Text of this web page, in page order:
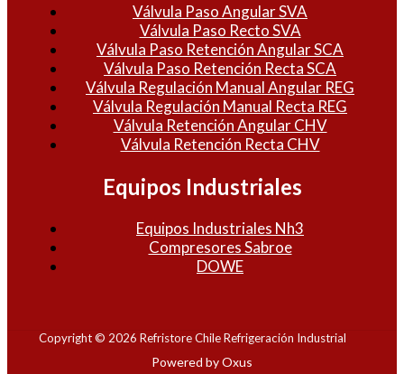
Válvula Paso Angular SVA
Válvula Paso Recto SVA
Válvula Paso Retención Angular SCA
Válvula Paso Retención Recta SCA
Válvula Regulación Manual Angular REG
Válvula Regulación Manual Recta REG
Válvula Retención Angular CHV
Válvula Retención Recta CHV
Equipos Industriales
Equipos Industriales Nh3
Compresores Sabroe
DOWE
Copyright © 2026 Refristore Chile Refrigeración Industrial
Powered by Oxus